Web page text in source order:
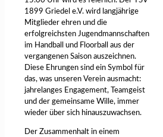
1899 Griedel e.V. wird langjährige
Mitglieder ehren und die
erfolgreichsten Jugendmannschaften
im Handball und Floorball aus der
vergangenen Saison auszeichnen.
Diese Ehrungen sind ein Symbol für
das, was unseren Verein ausmacht:
jahrelanges Engagement, Teamgeist
und der gemeinsame Wille, immer
wieder über sich hinauszuwachsen.
Der Zusammenhalt in einem